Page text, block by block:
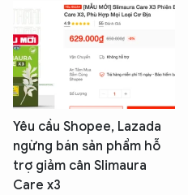
Yêu cầu Shopee, Lazada
ngừng bán sản phẩm hỗ
trợ giảm cân Slimaura
Care x3